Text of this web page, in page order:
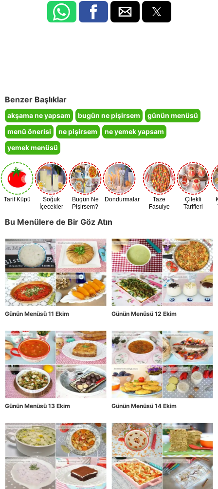
Benzer Başlıklar
akşama ne yapsam bugün ne pişirsem
günün menüsü
menü önerisi
ne pişirsem
ne yemek yapsam
yemek menüsü
Tarif Küpü
Soğuk
İçecekler
Bugün Ne
Pişirsem?
Dondurmalar
Taze
Fasulye
Çilekli
Tarifleri
Bu Menülere de Bir Göz Atın
Günün Menüsü 11 Ekim Günün Menüsü 12 Ekim
Günün Menüsü 13 Ekim Günün Menüsü 14 Ekim